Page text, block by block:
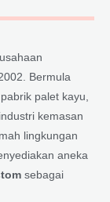
Bermula
palet kayu,
kemasan
lingkungan
aneka
sebagai